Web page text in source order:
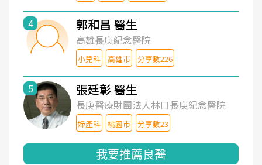
4 郭和昌 醫生
高雄長庚紀念醫院
小兒科 高雄市 分享數226
5 張廷彰 醫生
長庚醫療財團法人林口長庚紀念醫院
婦產科 桃園市 分享數23
我要推薦良醫